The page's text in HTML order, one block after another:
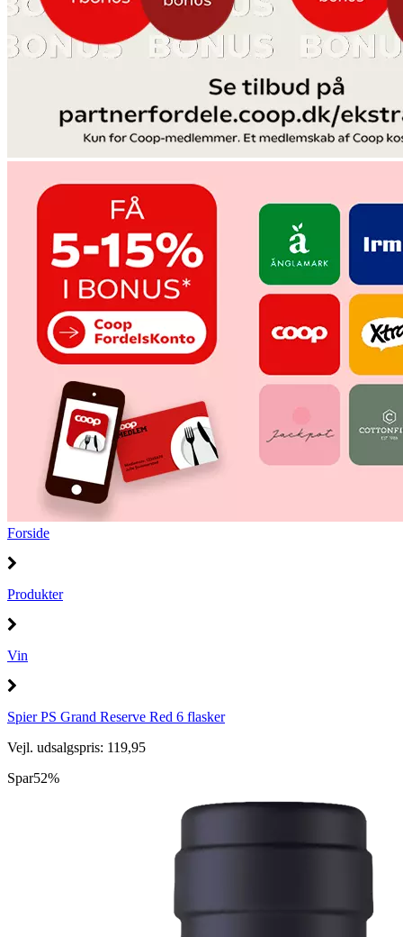
Forside
Produkter
Vin
Spier PS Grand Reserve Red 6 flasker
Vejl. udsalgspris: 119,95
Spar52%